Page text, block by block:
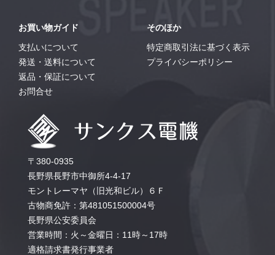
お買い物ガイド
支払いについて
発送・送料について
返品・保証について
お問合せ
そのほか
特定商取引法に基づく表示
プライバシーポリシー
〒380-0935
長野県長野市中御所4-4-17
モントレーマヤ（旧光和ビル）６Ｆ
古物商免許：第481051500004号
長野県公安委員会
営業時間：火～金曜日：11時～17時
適格請求書発行事業者